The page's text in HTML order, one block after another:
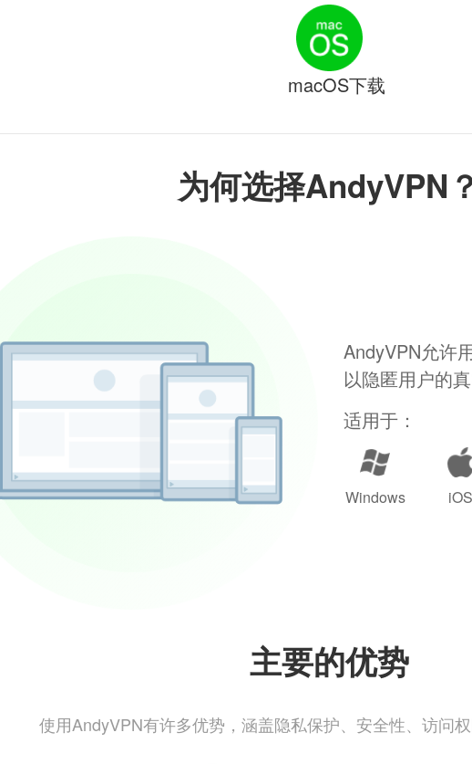
为何选择AndyVPN？
AndyVPN允许
以隐匿用户的
适用于：
Windows iOS
主要的优势
使用AndyVPN有许多优势，涵盖隐私保护、安全性、访问
macOS下载